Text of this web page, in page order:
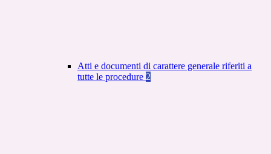
Atti e documenti di carattere generale riferiti a
tutte le procedure 2